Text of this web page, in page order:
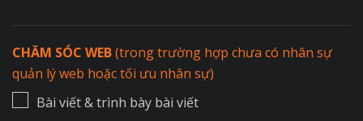
CHĂM SÓC WEB(trong trường hợp chưa có nhân sự
quản lý web hoặc tối ưu nhân sự)
Bài viết & trình bày bài viết